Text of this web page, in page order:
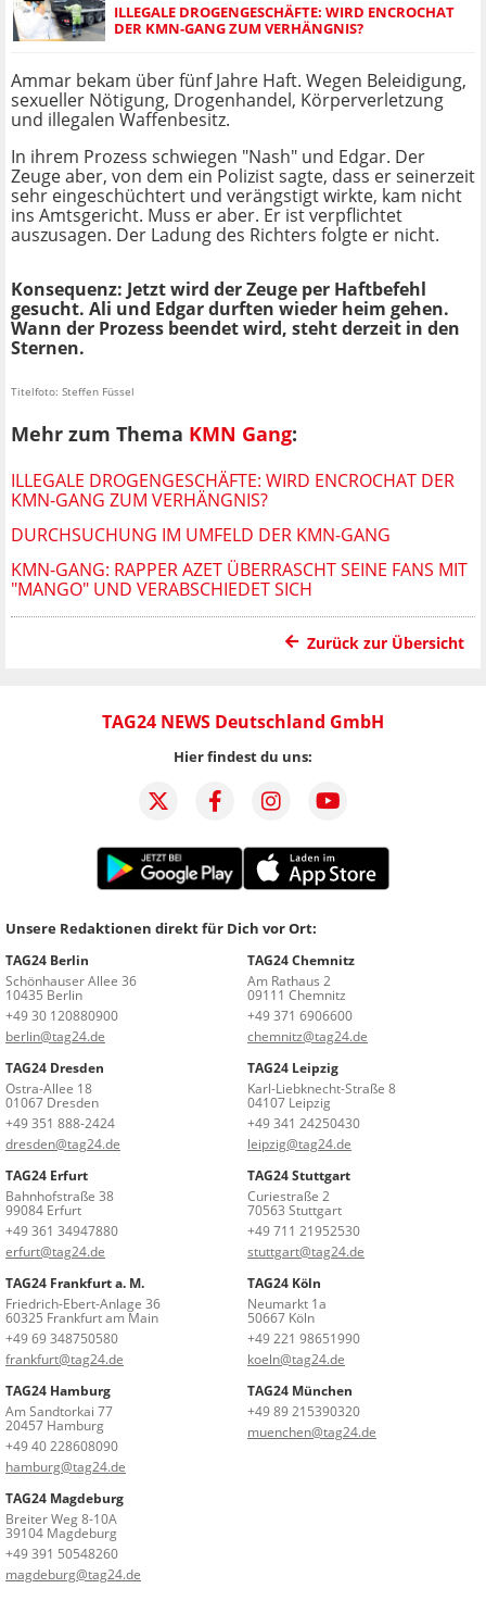
ILLEGALE DROGENGESCHÄFTE: WIRD ENCROCHAT
DER KMN-GANG ZUM VERHÄNGNIS?
Ammar bekam über fünf Jahre Haft. Wegen Beleidigung,
sexueller Nötigung, Drogenhandel, Körperverletzung
und illegalen Waffenbesitz.
In ihrem Prozess schwiegen "Nash" und Edgar. Der
Zeuge aber, von dem ein Polizist sagte, dass er seinerzeit
sehr eingeschüchtert und verängstigt wirkte, kam nicht
ins Amtsgericht. Muss er aber. Er ist verpflichtet
auszusagen. Der Ladung des Richters folgte er nicht.
Konsequenz: Jetzt wird der Zeuge per Haftbefehl
gesucht. Ali und Edgar durften wieder heim gehen.
Wann der Prozess beendet wird, steht derzeit in den
Sternen.
Titelfoto: Steffen Füssel
Mehr zum Thema KMN Gang:
ILLEGALE DROGENGESCHÄFTE: WIRD ENCROCHAT DER
KMN-GANG ZUM VERHÄNGNIS?
DURCHSUCHUNG IM UMFELD DER KMN-GANG
KMN-GANG: RAPPER AZET ÜBERRASCHT SEINE FANS MIT
"MANGO" UND VERABSCHIEDET SICH
Zurück zur Übersicht
TAG24 NEWS Deutschland GmbH
Hier findest du uns:
Unsere Redaktionen direkt für Dich vor Ort:
TAG24 Berlin
Schönhauser Allee 36
10435 Berlin
+49 30 120880900
berlin@tag24.de
TAG24 Chemnitz
Am Rathaus 2
09111 Chemnitz
+49 371 6906600
chemnitz@tag24.de
TAG24 Dresden
Ostra-Allee 18
01067 Dresden
+49 351 888-2424
dresden@tag24.de
TAG24 Leipzig
Karl-Liebknecht-Straße 8
04107 Leipzig
+49 341 24250430
leipzig@tag24.de
TAG24 Erfurt
Bahnhofstraße 38
99084 Erfurt
+49 361 34947880
erfurt@tag24.de
TAG24 Stuttgart
Curiestraße 2
70563 Stuttgart
+49 711 21952530
stuttgart@tag24.de
TAG24 Frankfurt a. M.
Friedrich-Ebert-Anlage 36
60325 Frankfurt am Main
+49 69 348750580
frankfurt@tag24.de
TAG24 Köln
Neumarkt 1a
50667 Köln
+49 221 98651990
koeln@tag24.de
TAG24 Hamburg
Am Sandtorkai 77
20457 Hamburg
+49 40 228608090
hamburg@tag24.de
TAG24 München
+49 89 215390320
muenchen@tag24.de
TAG24 Magdeburg
Breiter Weg 8-10A
39104 Magdeburg
+49 391 50548260
magdeburg@tag24.de